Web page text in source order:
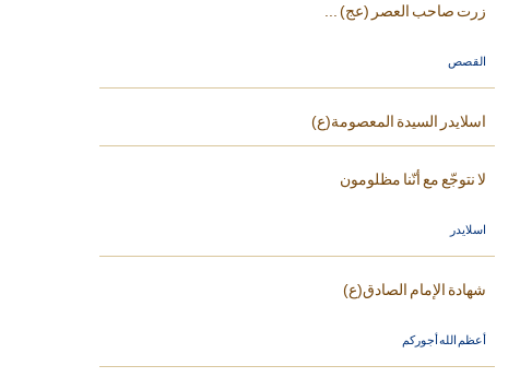
زرت صاحب العصر (عج) ...
القصص
اسلايدر السيدة المعصومة(ع)
لا نتوجّع مع أنّنا مظلومون
اسلايدر
شهادة الإمام الصادق(ع)
أعظم الله أجوركم